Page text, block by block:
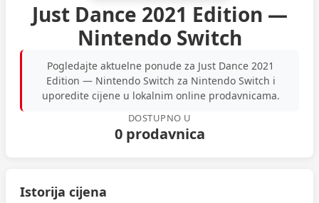
Just Dance 2021 Edition —
Nintendo Switch
Pogledajte aktuelne ponude za Just Dance 2021
Edition — Nintendo Switch za Nintendo Switch i
uporedite cijene u lokalnim online prodavnicama.
DOSTUPNO U
0 prodavnica
Istorija cijena